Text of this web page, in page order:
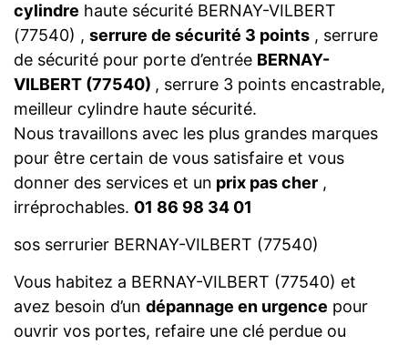
cylindre haute sécurité BERNAY-VILBERT
(77540) , serrure de sécurité 3 points , serrure
de sécurité pour porte d’entrée BERNAY-
VILBERT (77540) , serrure 3 points encastrable,
meilleur cylindre haute sécurité.
Nous travaillons avec les plus grandes marques
pour être certain de vous satisfaire et vous
donner des services et un prix pas cher ,
irréprochables. 01 86 98 34 01
sos serrurier BERNAY-VILBERT (77540)
Vous habitez a BERNAY-VILBERT (77540) et
avez besoin d’un dépannage en urgence pour
ouvrir vos portes, refaire une clé perdue ou